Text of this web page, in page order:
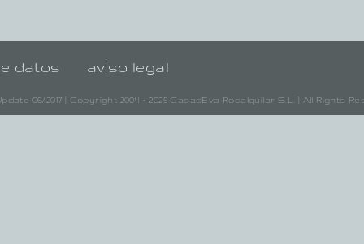
datos aviso legal
06/2017 | Copyright 2004 - 2025 CasasEva Rodalquilar S.L. | All Rights